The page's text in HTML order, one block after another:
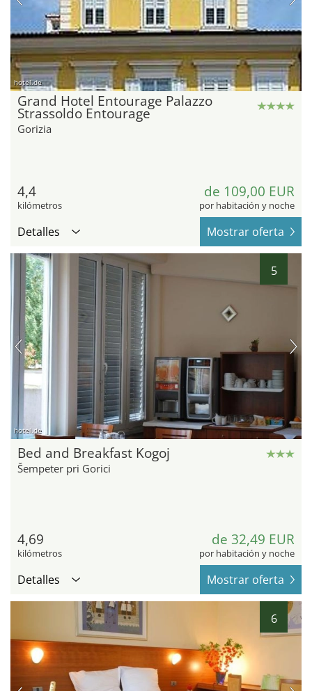
hotel.de
Grand Hotel Entourage Palazzo
Strassoldo Entourage
Gorizia
4,4
kilómetros
de 109,00 EUR
por habitación y noche
Detalles Mostrar oferta
5
hotel.de
Bed and Breakfast Kogoj
Šempeter pri Gorici
4,69
kilómetros
de 32,49 EUR
por habitación y noche
Detalles Mostrar oferta
6